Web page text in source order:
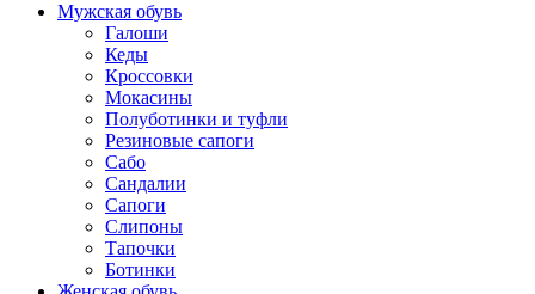
Мужская обувь
Галоши
Кеды
Кроссовки
Мокасины
Полуботинки и туфли
Резиновые сапоги
Сабо
Сандалии
Сапоги
Слипоны
Тапочки
Ботинки